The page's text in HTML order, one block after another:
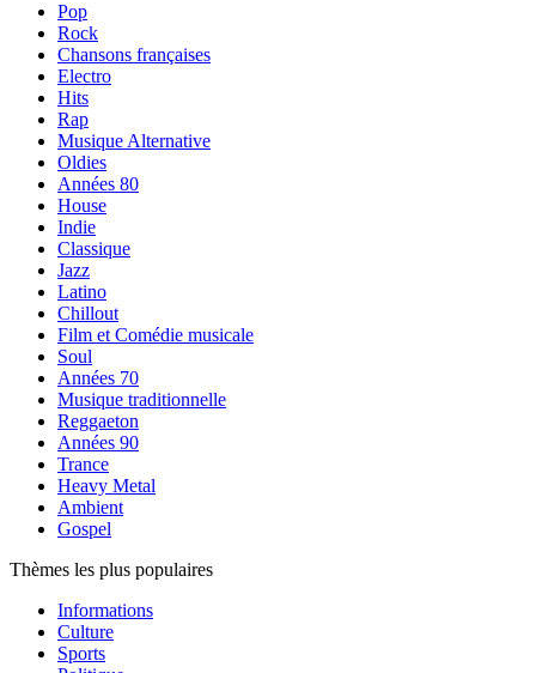
Pop
Rock
Chansons françaises
Electro
Hits
Rap
Musique Alternative
Oldies
Années 80
House
Indie
Classique
Jazz
Latino
Chillout
Film et Comédie musicale
Soul
Années 70
Musique traditionnelle
Reggaeton
Années 90
Trance
Heavy Metal
Ambient
Gospel
Thèmes les plus populaires
Informations
Culture
Sports